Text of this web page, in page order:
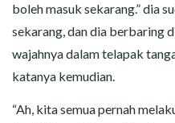
boleh masuk sekarang.” dia
sekarang, dan dia berbaring
wajahnya dalam telapak
katanya kemudian.
“Ah, kita semua pernah